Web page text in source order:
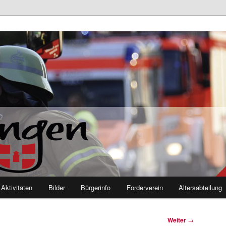
Mutlangen
Aktivitäten Bilder Bürgerinfo Förderverein Altersabteilung
Weiter →